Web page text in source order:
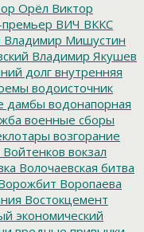
Орёл Виктор
ВИЧ ВККС
Владимир Мишустин
Владимир Якушев
долг внутренняя
водоисточник
дамбы водонапорная
военные сборы
возгорание
Войтенков вокзал
Волочаевская битва
Воропаева
Востокцемент
экономический